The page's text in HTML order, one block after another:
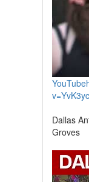
YouTube
Dallas
Groves